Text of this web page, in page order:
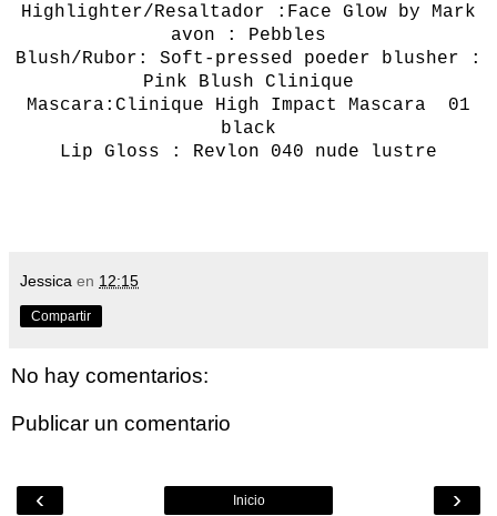
Highlighter/Resaltador :Face Glow by Mark
avon : Pebbles
Blush/Rubor: Soft-pressed poeder blusher :
Pink Blush Clinique
Mascara:Clinique High Impact Mascara 01
black
Lip Gloss : Revlon 040 nude lustre
Jessica en 12:15
Compartir
No hay comentarios:
Publicar un comentario
‹ ›
Inicio